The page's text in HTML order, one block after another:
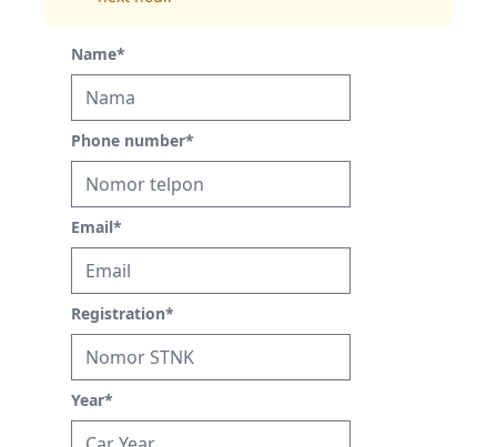
Name*
Phone number*
Email*
Registration*
Year*